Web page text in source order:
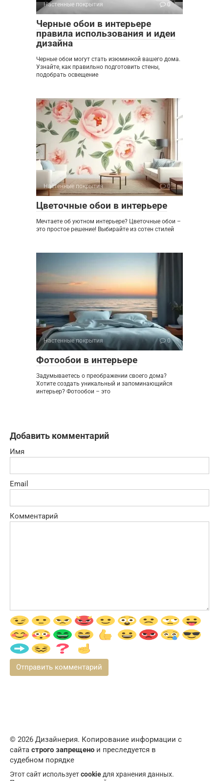
Настенные покрытия 0
Черные обои в интерьере
правила использования и идеи
дизайна
Черные обои могут стать изюминкой вашего дома.
Узнайте, как правильно подготовить стены,
подобрать освещение
Настенные покрытия 0
Цветочные обои в интерьере
Мечтаете об уютном интерьере? Цветочные обои –
это простое решение! Выбирайте из сотен стилей
Настенные покрытия 0
Фотообои в интерьере
Задумываетесь о преображении своего дома?
Хотите создать уникальный и запоминающийся
интерьер? Фотообои – это
Добавить комментарий
Имя
Email
Комментарий
© 2026 Дизайнерия. Копирование информации с
сайта строго запрещено и преследуется в
судебном порядке
Этот сайт используетcookieдля хранения данных.